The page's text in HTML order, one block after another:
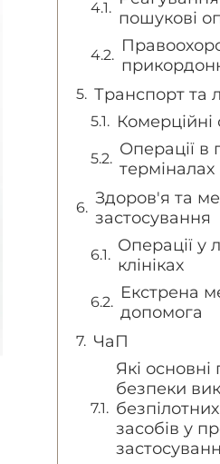
пошукові
Транспорт та
Операції в
терміналах
Здоров'я та
застосування
Операції у
клініках
Екстрена
допомога
ЧаП
Які
безпеки
засобів у